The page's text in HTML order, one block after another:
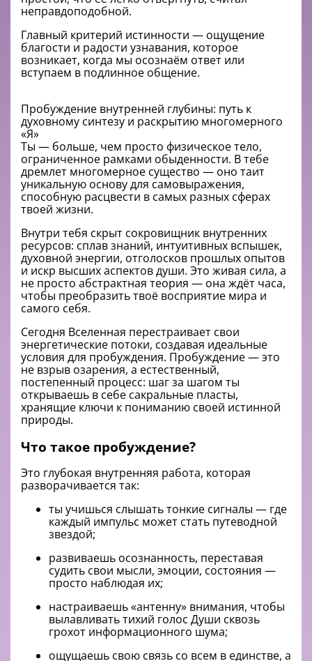
неправдоподобной.
Главный критерий истинности — ощущение
благости и радости узнавания, которое
возникает, когда мы осознаём ответ или
вступаем в подлинное общение.
Пробуждение внутренней глубины: путь к
духовному синтезу и раскрытию многомерного
«Я»
Ты — больше, чем просто физическое тело,
ограниченное рамками обыденности. В тебе
дремлет многомерное существо — оно таит
уникальную основу для самовыражения,
способную расцвести в самых разных сферах
твоей жизни.
Внутри тебя скрыт сокровищник внутренних
ресурсов: сплав знаний, интуитивных вспышек,
духовной энергии, отголосков прошлых опытов
и искр высших аспектов души. Это живая сила, а
не просто абстрактная теория — она ждёт часа,
чтобы преобразить твоё восприятие мира и
самого себя.
Сегодня Вселенная перестраивает свои
энергетические потоки, создавая идеальные
условия для пробуждения. Пробуждение — это
не взрыв озарения, а естественный,
постепенный процесс: шаг за шагом ты
открываешь в себе сакральные пласты,
хранящие ключи к пониманию своей истинной
природы.
Что такое пробуждение?
Это глубокая внутренняя работа, которая
разворачивается так:
ты учишься слышать тонкие сигналы — где
каждый импульс может стать путеводной
звездой;
развиваешь осознанность, переставая
судить свои мысли, эмоции, состояния —
просто наблюдая их;
настраиваешь «антенну» внимания, чтобы
вылавливать тихий голос Души сквозь
грохот информационного шума;
ощущаешь свою связь со всем в единстве, а